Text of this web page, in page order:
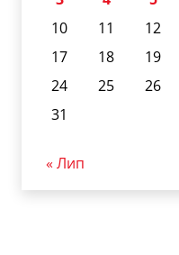
10
11 12
17
18 19
24
25 26
31
« Лип